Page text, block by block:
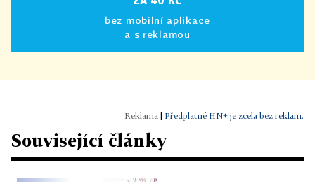
bez mobilní aplikace
a s reklamou
Předplatné HN+ je zcela bez reklam.
Související články